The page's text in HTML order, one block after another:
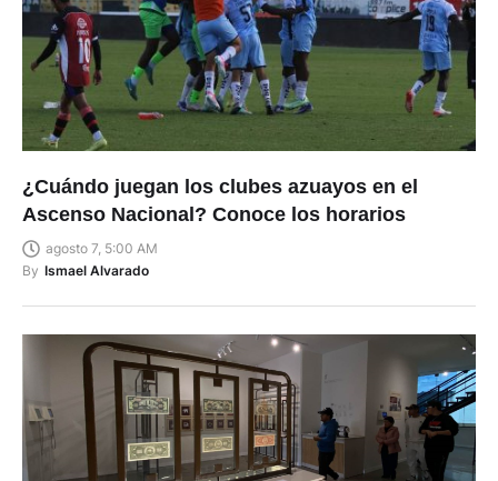
¿Cuándo juegan los clubes azuayos en el
Ascenso Nacional? Conoce los horarios
agosto 7, 5:00 AM
By Ismael Alvarado